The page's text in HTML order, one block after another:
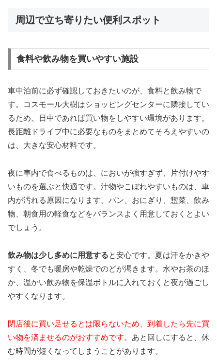
周辺で立ち寄りたい便利スポット
食料や飲み物を買いやすい施設
車中泊前に必ず確認しておきたいのが、食料と飲み物で
す。コスモール大樹はショッピングセンターに隣接してい
るため、日中であれば買い物をしやすい環境があります。
長距離ドライブ中に必要なものをまとめてそろえやすいの
は、大きな安心材料です。
夜に車内で食べるものは、においが強すぎず、片付けやす
いものを選ぶと快適です。汁物やこぼれやすいものは、車
内が汚れる原因になります。パン、おにぎり、惣菜、飲み
物、朝食用の軽食などをバランスよく用意しておくとよい
でしょう。
飲み物は少し多めに用意すると安心です。夏は汗をかきや
すく、冬でも暖房や乾燥でのどが渇きます。水やお茶のほ
か、温かい飲み物を保温ボトルに入れておくと夜が過ごし
やすくなります。
閉店後に買い足せるとは限らないため、到着したら先に買
い物を済ませるのがおすすめです。 あと回しにすると、休
む時間が短くなってしまうことがあります。